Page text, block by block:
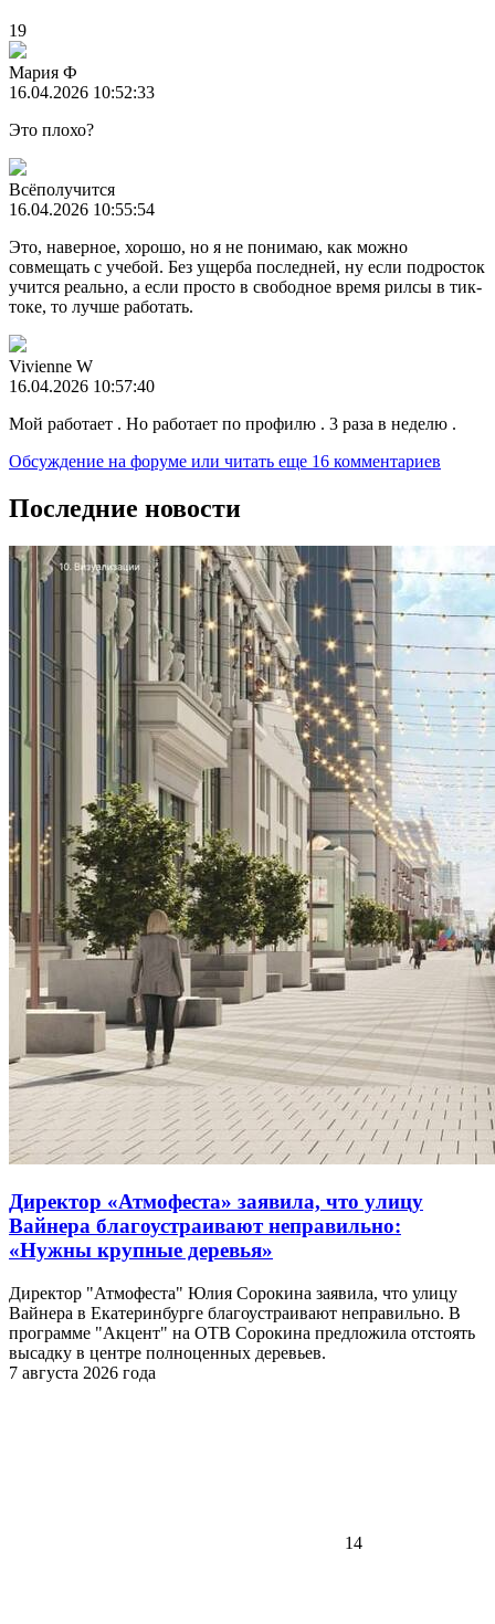
19
Мария Ф
16.04.2026 10:52:33
Это плохо?
Всёполучится
16.04.2026 10:55:54
Это, наверное, хорошо, но я не понимаю, как можно
совмещать с учебой. Без ущерба последней, ну если подросток
учится реально, а если просто в свободное время рилсы в тик-
токе, то лучше работать.
Vivienne W
16.04.2026 10:57:40
Мой работает . Но работает по профилю . 3 раза в неделю .
Обсуждение на форуме или читать еще 16 комментариев
Последние новости
Директор «Атмофеста» заявила, что улицу
Вайнера благоустраивают неправильно:
«Нужны крупные деревья»
Директор "Атмофеста" Юлия Сорокина заявила, что улицу
Вайнера в Екатеринбурге благоустраивают неправильно. В
программе "Акцент" на ОТВ Сорокина предложила отстоять
высадку в центре полноценных деревьев.
7 августа 2026 года
14